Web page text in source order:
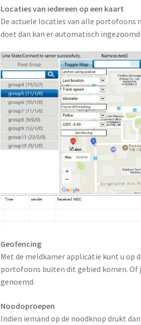
Locaties van iedereen op een kaart
De actuele locaties van alle portofoons
doet dan kan er automatisch
Geofencing
Met de meldkamer applicatie kunt u op
portofoons buiten dit gebied komen.
genoemd.
Noodoproepen
Indien iemand op de noodknop drukt